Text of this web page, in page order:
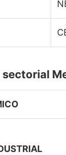
sectorial